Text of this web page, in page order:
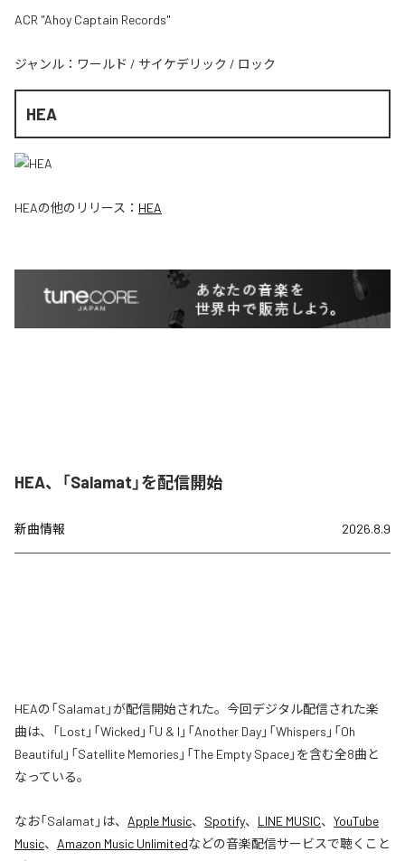
ACR "Ahoy Captain Records"
ジャンル： ワールド / サイケデリック / ロック
HEA
HEAの他のリリース： HEA
HEA、「Salamat」を配信開始
新曲情報 2026.8.9
HEAの「Salamat」が配信開始された。今回デジタル配信された楽
曲は、「Lost」「Wicked」「U & I」「Another Day」「Whispers」「Oh
Beautiful」「Satellite Memories」「The Empty Space」を含む全8曲と
なっている。
なお「Salamat 」は、 Apple Music、 Spotify、 LINE MUSIC、 YouTube
Music、 Amazon Music Unlimitedなどの音楽配信サービスで聴くこと